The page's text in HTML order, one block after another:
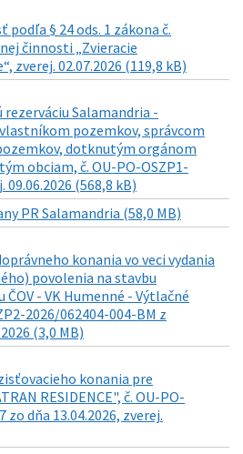
§ 24 ods. 1 zákona č.
činnosti „Zvieracie
zverej. 02.07.2026 (119,8 kB)
Salamandria -
pozemkov, správcom
dotknutým orgánom
obciam, č. OU-PO-OSZP1-
09.06.2026 (568,8 kB)
PR Salamandria (58,0 MB)
konania vo veci vydania
povolenia na stavbu
- VK Humenné - Výtlačné
2026/062404-004-BM z
(3,0 MB)
konania pre
RESIDENCE", č. OU-PO-
zo dňa 13.04.2026, zverej.